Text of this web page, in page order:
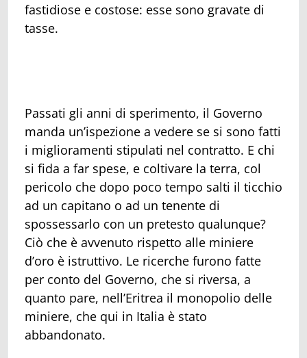
fastidiose e costose: esse sono gravate di
tasse.
Passati gli anni di sperimento, il Governo
manda un’ispezione a vedere se si sono fatti
i miglioramenti stipulati nel contratto. E chi
si fida a far spese, e coltivare la terra, col
pericolo che dopo poco tempo salti il ticchio
ad un capitano o ad un tenente di
spossessarlo con un pretesto qualunque?
Ciò che è avvenuto rispetto alle miniere
d’oro è istruttivo. Le ricerche furono fatte
per conto del Governo, che si riversa, a
quanto pare, nell’Eritrea il monopolio delle
miniere, che qui in Italia è stato
abbandonato.